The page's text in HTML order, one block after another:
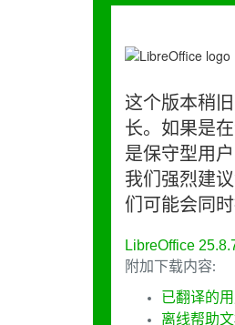
这个版本稍
长。如果是
是保守型用
我们强烈建
们可能会同
LibreOffice
附加下载内容:
已翻译的
离线帮助